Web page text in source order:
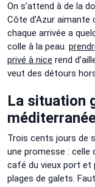
On s’attend à de la
Côte d’Azur aimante
chaque arrivée a
colle à la peau.
privé à nice rend
veut des détours
La situation
Trois cents jours de
une promesse : celle
café du vieux port et
plages de galets.